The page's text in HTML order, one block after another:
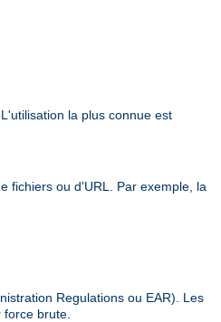
la plus connue est
fichiers ou d'URL. Par exemple, la
Regulations ou EAR). Les
brute.